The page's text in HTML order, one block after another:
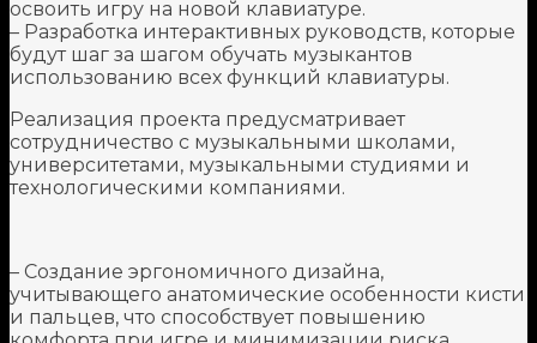
освоить игру на новой клавиатуре.
– Разработка интерактивных руководств, которые
будут шаг за шагом обучать музыкантов
использованию всех функций клавиатуры.
Реализация проекта предусматривает
сотрудничество с музыкальными школами,
университетами, музыкальными студиями и
технологическими компаниями.
– Создание эргономичного дизайна,
учитывающего анатомические особенности кисти
и пальцев, что способствует повышению